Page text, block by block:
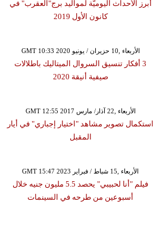
أبرز الأحداث اليوميّة لمواليد برج"العقرب" في
كانون الأول 2019
GMT 10:33 2020 الأربعاء ,10 حزيران / يونيو
3 أفكار تنسيق السروال الميتاليك باطلالات
صيفية أنيقة 2020
GMT 12:55 2017 الأربعاء ,22 آذار/ مارس
استكمال تصوير مشاهد "اختيار إجباري" في أيار
المقبل
GMT 15:47 2023 الأربعاء ,15 شباط / فبراير
فيلم "أنا لحبيبي" يحصد 5.5 مليون جنيه خلال
أسبوعين من طرحه في السينمات